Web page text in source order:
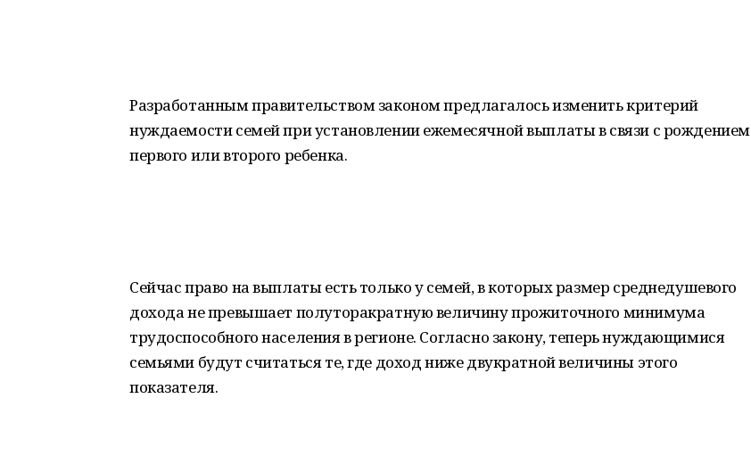
Разработанным правительством законом предлагалось изменить критерий
нуждаемости семей при установлении ежемесячной выплаты в связи с рождением
первого или второго ребенка.
Сейчас право на выплаты есть только у семей, в которых размер среднедушевого
дохода не превышает полуторакратную величину прожиточного минимума
трудоспособного населения в регионе. Согласно закону, теперь нуждающимися
семьями будут считаться те, где доход ниже двукратной величины этого
показателя.